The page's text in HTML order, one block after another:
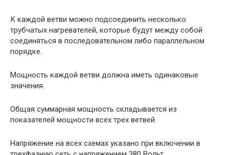
К каждой ветви можно подсоединить несколько
трубчатых нагревателей, которые будут между собой
соединяться в последовательном либо параллельном
порядке.
Мощность каждой ветви должна иметь одинаковые
значения.
Общая суммарная мощность складывается из
показателей мощности всех трех ветвей.
Напряжение на всех схемах указано при включении в